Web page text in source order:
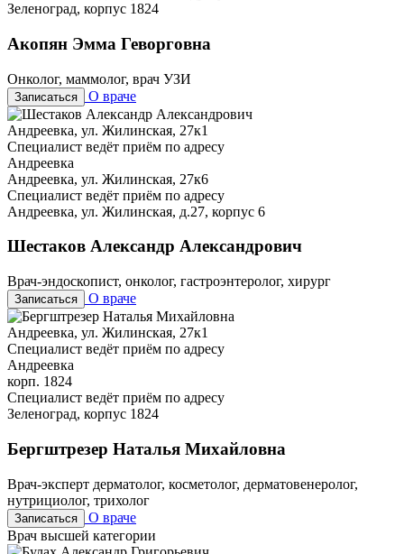
Зеленоград, корпус 1824
Акопян Эмма Геворговна
Онколог, маммолог, врач УЗИ
Записаться О враче
Андреевка, ул. Жилинская, 27к1
Специалист ведёт приём по адресу
Андреевка
Андреевка, ул. Жилинская, 27к6
Специалист ведёт приём по адресу
Андреевка, ул. Жилинская, д.27, корпус 6
Шестаков Александр Александрович
Врач-эндоскопист, онколог, гастроэнтеролог, хирург
Записаться О враче
Андреевка, ул. Жилинская, 27к1
Специалист ведёт приём по адресу
Андреевка
корп. 1824
Специалист ведёт приём по адресу
Зеленоград, корпус 1824
Бергштрезер Наталья Михайловна
Врач-эксперт дерматолог, косметолог, дерматовенеролог,
нутрициолог, трихолог
Записаться
О враче
Врач высшей категории